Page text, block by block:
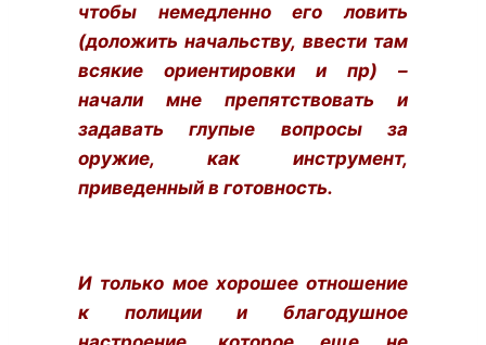
чтобы немедленно его ловить
(доложить начальству, ввести там
всякие ориентировки и пр) –
начали мне препятствовать и
задавать глупые вопросы за
оружие, как инструмент,
приведенный в готовность.
И только мое хорошее отношение
к полиции и благодушное